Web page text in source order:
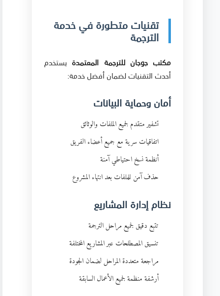
تقنيات متطورة في خدمة
الترجمة
مكتب جوجان للترجمة المعتمدة يستخدم
أحدث التقنيات لضمان أفضل خدمة:
أمان وحماية البيانات
تشفير متقدم لجميع الملفات والوثائق
اتفاقيات سرية مع جميع أعضاء الفريق
أنظمة نسخ احتياطي آمنة
حذف آمن للملفات بعد انتهاء المشروع
نظام إدارة المشاريع
تتبع دقيق لجميع مراحل الترجمة
تنسيق المصطلحات عبر المشاريع المختلفة
مراجعة متعددة المراحل لضمان الجودة
أرشفة منظمة لجميع الأعمال السابقة